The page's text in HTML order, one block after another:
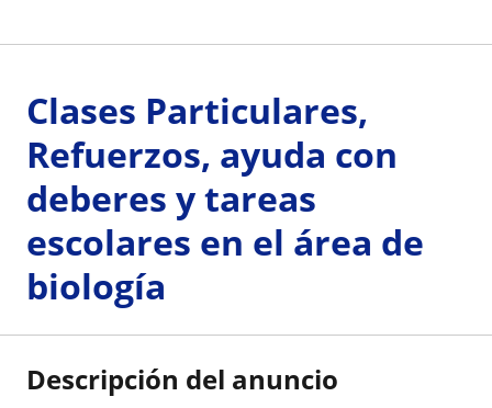
Clases Particulares,
Refuerzos, ayuda con
deberes y tareas
escolares en el área de
biología
Descripción del anuncio